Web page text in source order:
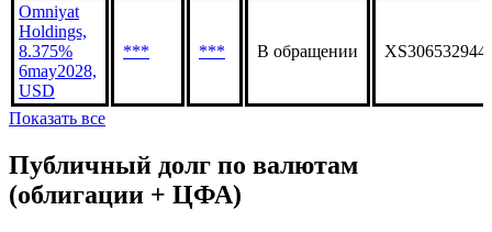
Omniyat
Holdings,
8.375%
6may2028,
USD
*** *** В обращении
Показать все
Публичный долг по валютам
(облигации + ЦФА)